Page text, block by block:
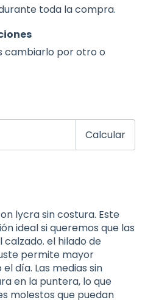
toda la compra.
cambiarlo por otro o
Calcular
lycra sin costura. Este
ideal si queremos que las
calzado. el hilado de
permite mayor
día. Las medias sin
en la puntera, lo que
molestos que puedan